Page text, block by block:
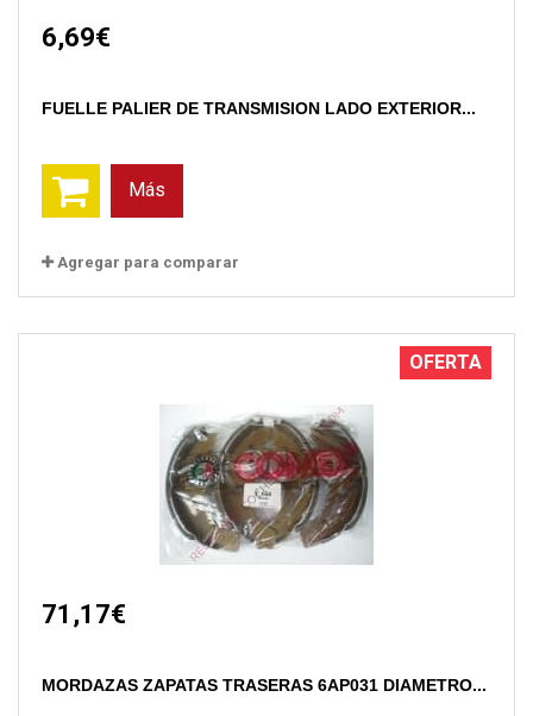
6,69€
FUELLE PALIER DE TRANSMISION LADO EXTERIOR...
Más
Agregar para comparar
OFERTA
71,17€
MORDAZAS ZAPATAS TRASERAS 6AP031 DIAMETRO...